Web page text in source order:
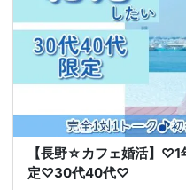
【長野☆カフェ婚活】♡1
定♡30代40代♡